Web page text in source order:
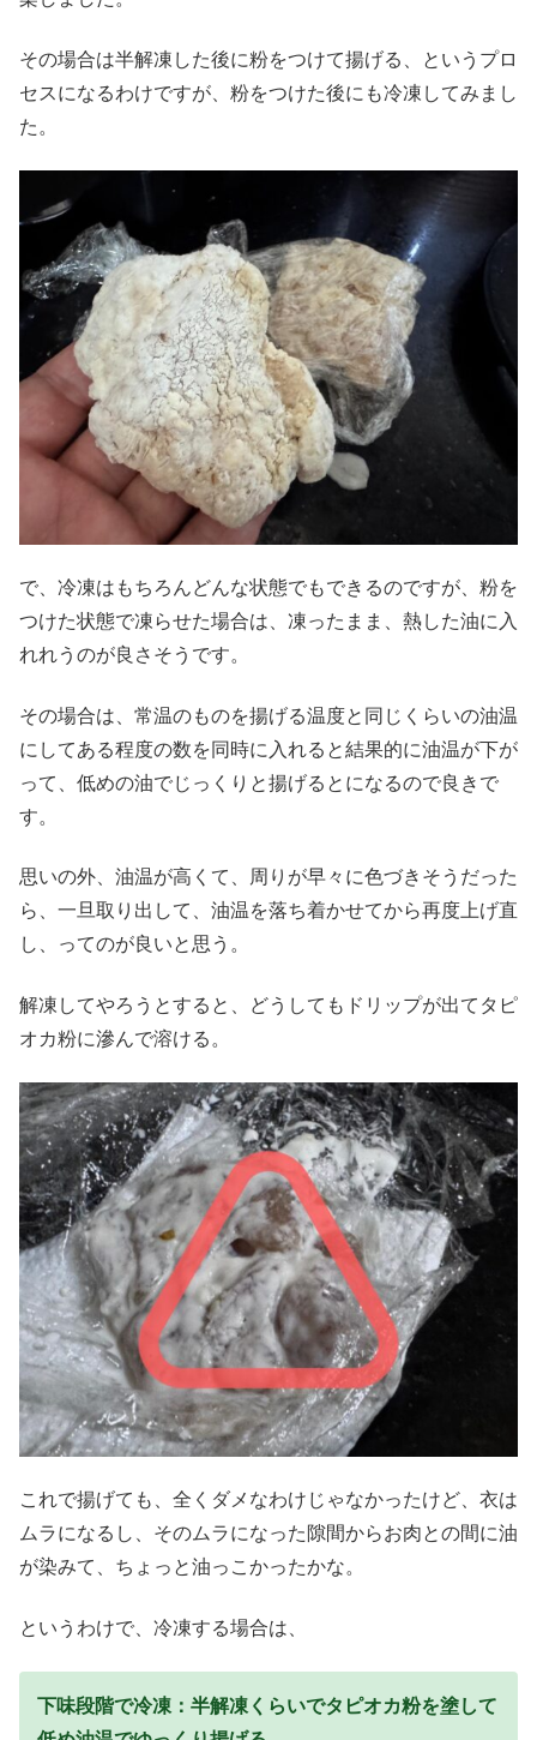
その場合は半解凍した後に粉をつけて揚げる、というプロ
セスになるわけですが、粉をつけた後にも冷凍してみまし
た。
で、冷凍はもちろんどんな状態でもできるのですが、粉を
つけた状態で凍らせた場合は、凍ったまま、熱した油に入
れれうのが良さそうです。
その場合は、常温のものを揚げる温度と同じくらいの油温
にしてある程度の数を同時に入れると結果的に油温が下が
って、低めの油でじっくりと揚げるとになるので良きで
す。
思いの外、油温が高くて、周りが早々に色づきそうだった
ら、一旦取り出して、油温を落ち着かせてから再度上げ直
し、ってのが良いと思う。
解凍してやろうとすると、どうしてもドリップが出てタピ
オカ粉に滲んで溶ける。
これで揚げても、全くダメなわけじゃなかったけど、衣は
ムラになるし、そのムラになった隙間からお肉との間に油
が染みて、ちょっと油っこかったかな。
というわけで、冷凍する場合は、
下味段階で冷凍：半解凍くらいでタピオカ粉を塗して